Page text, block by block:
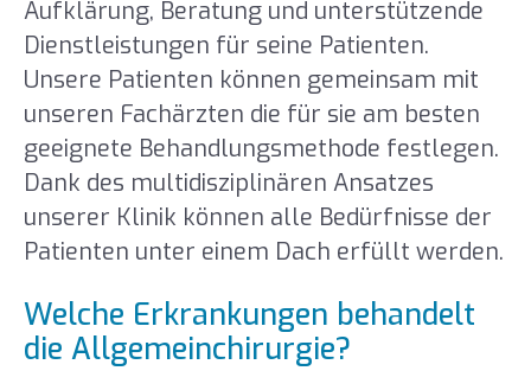
Aufklärung, Beratung und unterstützende
Dienstleistungen für seine Patienten.
Unsere Patienten können gemeinsam mit
unseren Fachärzten die für sie am besten
geeignete Behandlungsmethode festlegen.
Dank des multidisziplinären Ansatzes
unserer Klinik können alle Bedürfnisse der
Patienten unter einem Dach erfüllt werden.
Welche Erkrankungen behandelt
die Allgemeinchirurgie?